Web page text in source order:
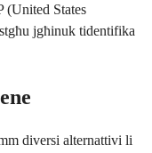
(United States
jgħinuk tidentifika
diversi alternattivi li